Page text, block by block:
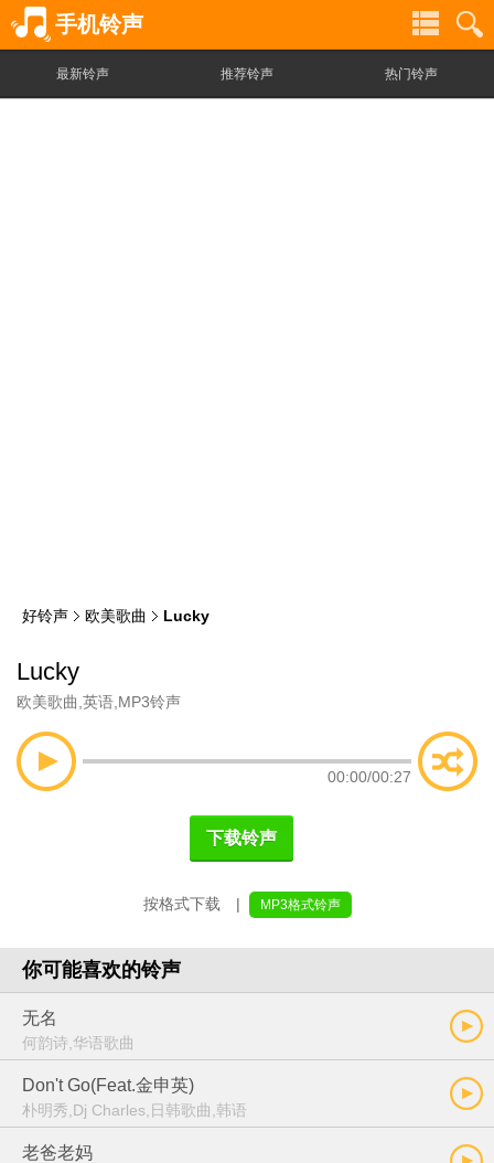
手机铃声
最新铃声 推荐铃声 热门铃声
好铃声 欧美歌曲 Lucky
Lucky
欧美歌曲 英语 MP3铃声
00:00/00:27
下载铃声
按格式下载 | MP3格式铃声
你可能喜欢的铃声
无名
何韵诗,华语歌曲
Don't Go(Feat.金申英)
朴明秀,Dj Charles,日韩歌曲,韩语
老爸老妈